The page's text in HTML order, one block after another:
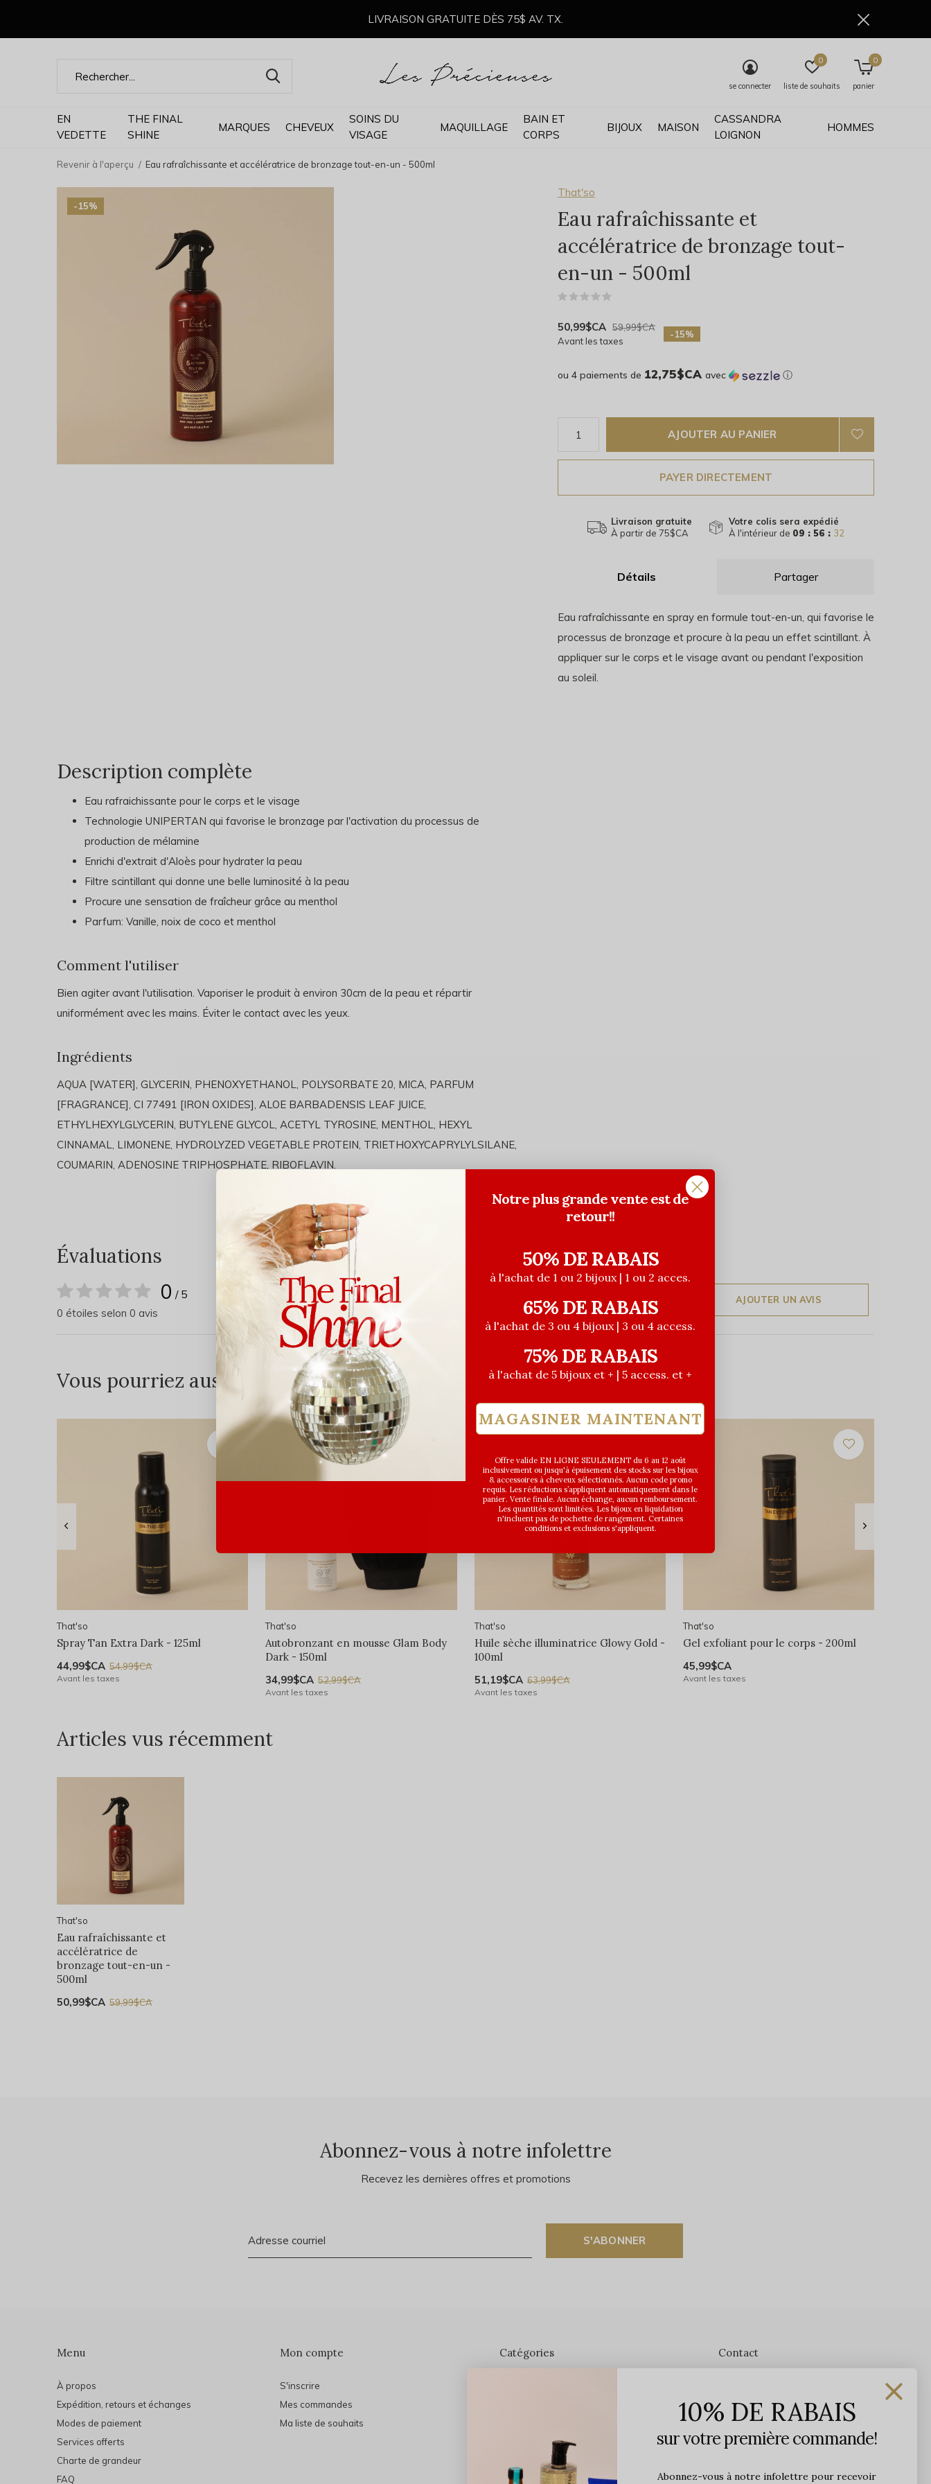
EN
VEDETTE
THE FINAL
SHINE
MARQUES CHEVEUX
SOINS DU
VISAGE
MAQUILLAGE
BAIN ET
CORPS
BIJOUX MAISON
CASSANDRA
LOIGNON
HOMMES
se connecter liste de souhaits
0
panier
0
LIVRAISON GRATUITE DÈS 75$ AV. TX.
Revenir à l'aperçu Eau rafraîchissante et accélératrice de bronzage tout-en-un - 500ml
-15%
That'so
Eau rafraîchissante et
accélératrice de bronzage tout-
en-un - 500ml
50,99$CA 59,99$CA
Avant les taxes
-15%
ou 4 paiements de 12,75$CA avec ⓘ
AJOUTER AU PANIER
PAYER DIRECTEMENT
Livraison gratuite
À partir de 75$CA
Votre colis sera expédié
À l'intérieur de 09 : 56 : 32
Détails Partager
Eau rafraîchissante en spray en formule tout-en-un, qui favorise le
processus de bronzage et procure à la peau un effet scintillant. À
appliquer sur le corps et le visage avant ou pendant l'exposition
au soleil.
Description complète
Eau rafraichissante pour le corps et le visage
Technologie UNIPERTAN qui favorise le bronzage par l'activation du processus de
production de mélamine
Enrichi d'extrait d'Aloès pour hydrater la peau
Filtre scintillant qui donne une belle luminosité à la peau
Procure une sensation de fraîcheur grâce au menthol
Parfum: Vanille, noix de coco et menthol
Comment l'utiliser
Bien agiter avant l'utilisation. Vaporiser le produit à environ 30cm de la peau et répartir
uniformément avec les mains. Éviter le contact avec les yeux.
Ingrédients
AQUA [WATER], GLYCERIN, PHENOXYETHANOL, POLYSORBATE 20, MICA, PARFUM
[FRAGRANCE], CI 77491 [IRON OXIDES], ALOE BARBADENSIS LEAF JUICE,
ETHYLHEXYLGLYCERIN, BUTYLENE GLYCOL, ACETYL TYROSINE, MENTHOL, HEXYL
CINNAMAL, LIMONENE, HYDROLYZED VEGETABLE PROTEIN, TRIETHOXYCAPRYLYLSILANE,
COUMARIN, ADENOSINE TRIPHOSPHATE, RIBOFLAVIN.
Évaluations
0 / 5
0 étoiles selon 0 avis
AJOUTER UN AVIS
Vous pourriez aussi aimer...
That'so
Spray Tan Extra Dark - 125ml
44,99$CA 54,99$CA
Avant les taxes
VALEUR DE 72.99$
That'so
Autobronzant en mousse Glam Body
Dark - 150ml
34,99$CA 52,99$CA
Avant les taxes
That'so
Huile sèche illuminatrice Glowy Gold -
100ml
51,19$CA 63,99$CA
Avant les taxes
That'so
Gel exfoliant pour le corps - 200ml
45,99$CA
Avant les taxes
Articles vus récemment
That'so
Eau rafraîchissante et
accélératrice de
bronzage tout-en-un -
500ml
50,99$CA 59,99$CA
Abonnez-vous à notre infolettre
Recevez les dernières offres et promotions
S'ABONNER
Menu
À propos
Expédition, retours et échanges
Modes de paiement
Services offerts
Charte de grandeur
FAQ
Mon compte
S'inscrire
Mes commandes
Ma liste de souhaits
Catégories
Soins du visage
Maquillage
Contact
1650 avenue Jules-Verne, Local 103
G2G 2R1, Québec, Canada
Lundi: 9h - 17h
10% DE RABAIS
sur votre première commande!
Abonnez-vous à notre infolettre pour recevoir
Notre plus grande vente est de
retour!!
50% DE RABAIS
à l'achat de 1 ou 2 bijoux | 1 ou 2 acces.
65% DE RABAIS
à l'achat de 3 ou 4 bijoux | 3 ou 4 access.
75% DE RABAIS
à l'achat de 5 bijoux et + | 5 access. et +
MAGASINER MAINTENANT
Offre valide EN LIGNE SEULEMENT du 6 au 12 août
inclusivement ou jusqu'à épuisement des stocks sur les bijoux
& accessoires à cheveux sélectionnés. Aucun code promo
requis. Les réductions s’appliquent automatiquement dans le
panier. Vente finale. Aucun échange, aucun remboursement.
Les quantités sont limitées. Les bijoux en liquidation
n'incluent pas de pochette de rangement. Certaines
conditions et exclusions s'appliquent.